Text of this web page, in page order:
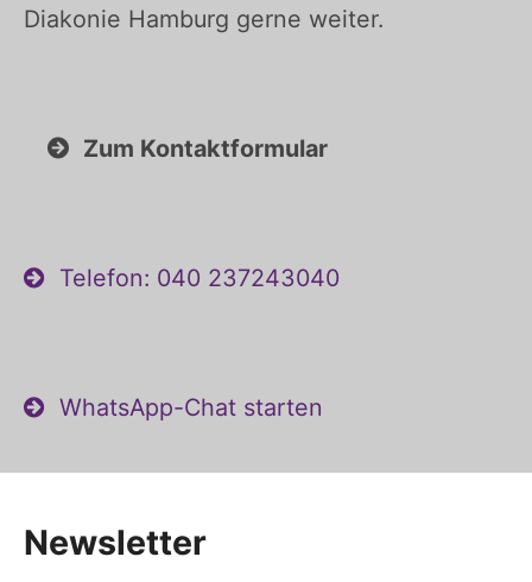
Diakonie Hamburg gerne weiter.
Zum Kontaktformular
Telefon: 040 237243040
WhatsApp-Chat starten
Newsletter